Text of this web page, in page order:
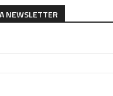
NEWSLETTER